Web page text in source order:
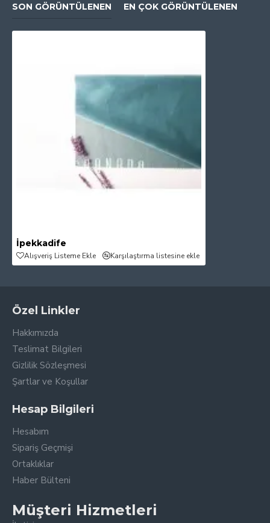
SON GÖRÜNTÜLENEN EN ÇOK GÖRÜNTÜLENEN
İpekkadife
Alışveriş Listeme Ekle Karşılaştırma listesine ekle
Özel Linkler
Hakkımızda
Teslimat Bilgileri
Gizlilik Sözleşmesi
Şartlar ve Koşullar
Hesap Bilgileri
Hesabım
Sipariş Geçmişi
Ortaklıklar
Haber Bülteni
Müşteri Hizmetleri